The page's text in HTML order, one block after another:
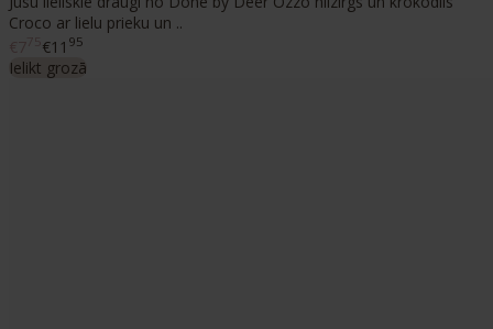
Croco ar lielu prieku un ..
€11 95
Ielikt grozā